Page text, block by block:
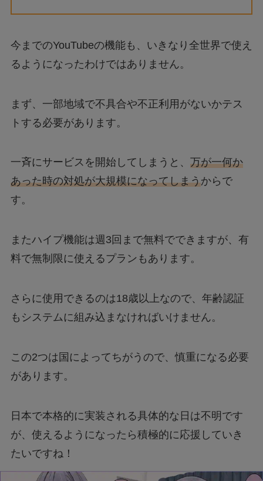
今までのYouTubeの機能も、いきなり全世界で使え
るようになったわけではありません。
まず、一部地域で不具合や不正利用がないかテス
トする必要があります。
一斉にサービスを開始してしまうと、 万が一何か
あった時の対処が大規模になってしまうからで
す。
またハイプ機能は週3回まで無料でできますが、有
料で無制限に使えるプランもあります。
さらに使用できるのは18歳以上なので、年齢認証
もシステムに組み込まなければいけません。
この2つは国によってちがうので、慎重になる必要
があります。
日本で本格的に実装される具体的な日は不明です
が、使えるようになったら積極的に応援していき
たいですね！